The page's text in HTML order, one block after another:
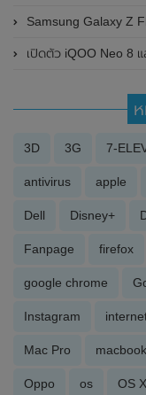
Samsung Galaxy Z Flip (5G) เปิดตัวอย่างเ
เปิดตัว iQOO Neo 8 และ iQOO Neo 8 Pro อย่างเป็น
3D 3G 7-
antivirus apple
Dell Disney+
Fanpage firefox
google chrome
Instagram
Mac Pro macbook
Oppo os OS X